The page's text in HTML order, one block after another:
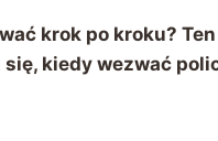
krok po kroku? Ten
kiedy wezwać